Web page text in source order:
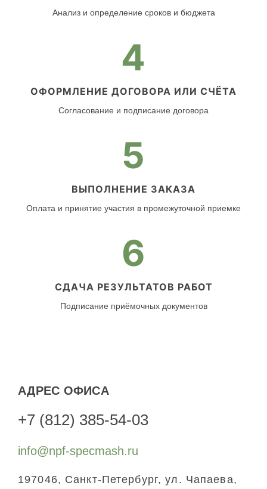
Анализ и определение сроков и бюджета
4
ОФОРМЛЕНИЕ ДОГОВОРА ИЛИ СЧЁТА
Согласование и подписание договора
5
ВЫПОЛНЕНИЕ ЗАКАЗА
Оплата и принятие участия в промежуточной приемке
6
СДАЧА РЕЗУЛЬТАТОВ РАБОТ
Подписание приёмочных документов
АДРЕС ОФИСА
+7 (812) 385-54-03
info@npf-specmash.ru
197046, Санкт-Петербург, ул. Чапаева,